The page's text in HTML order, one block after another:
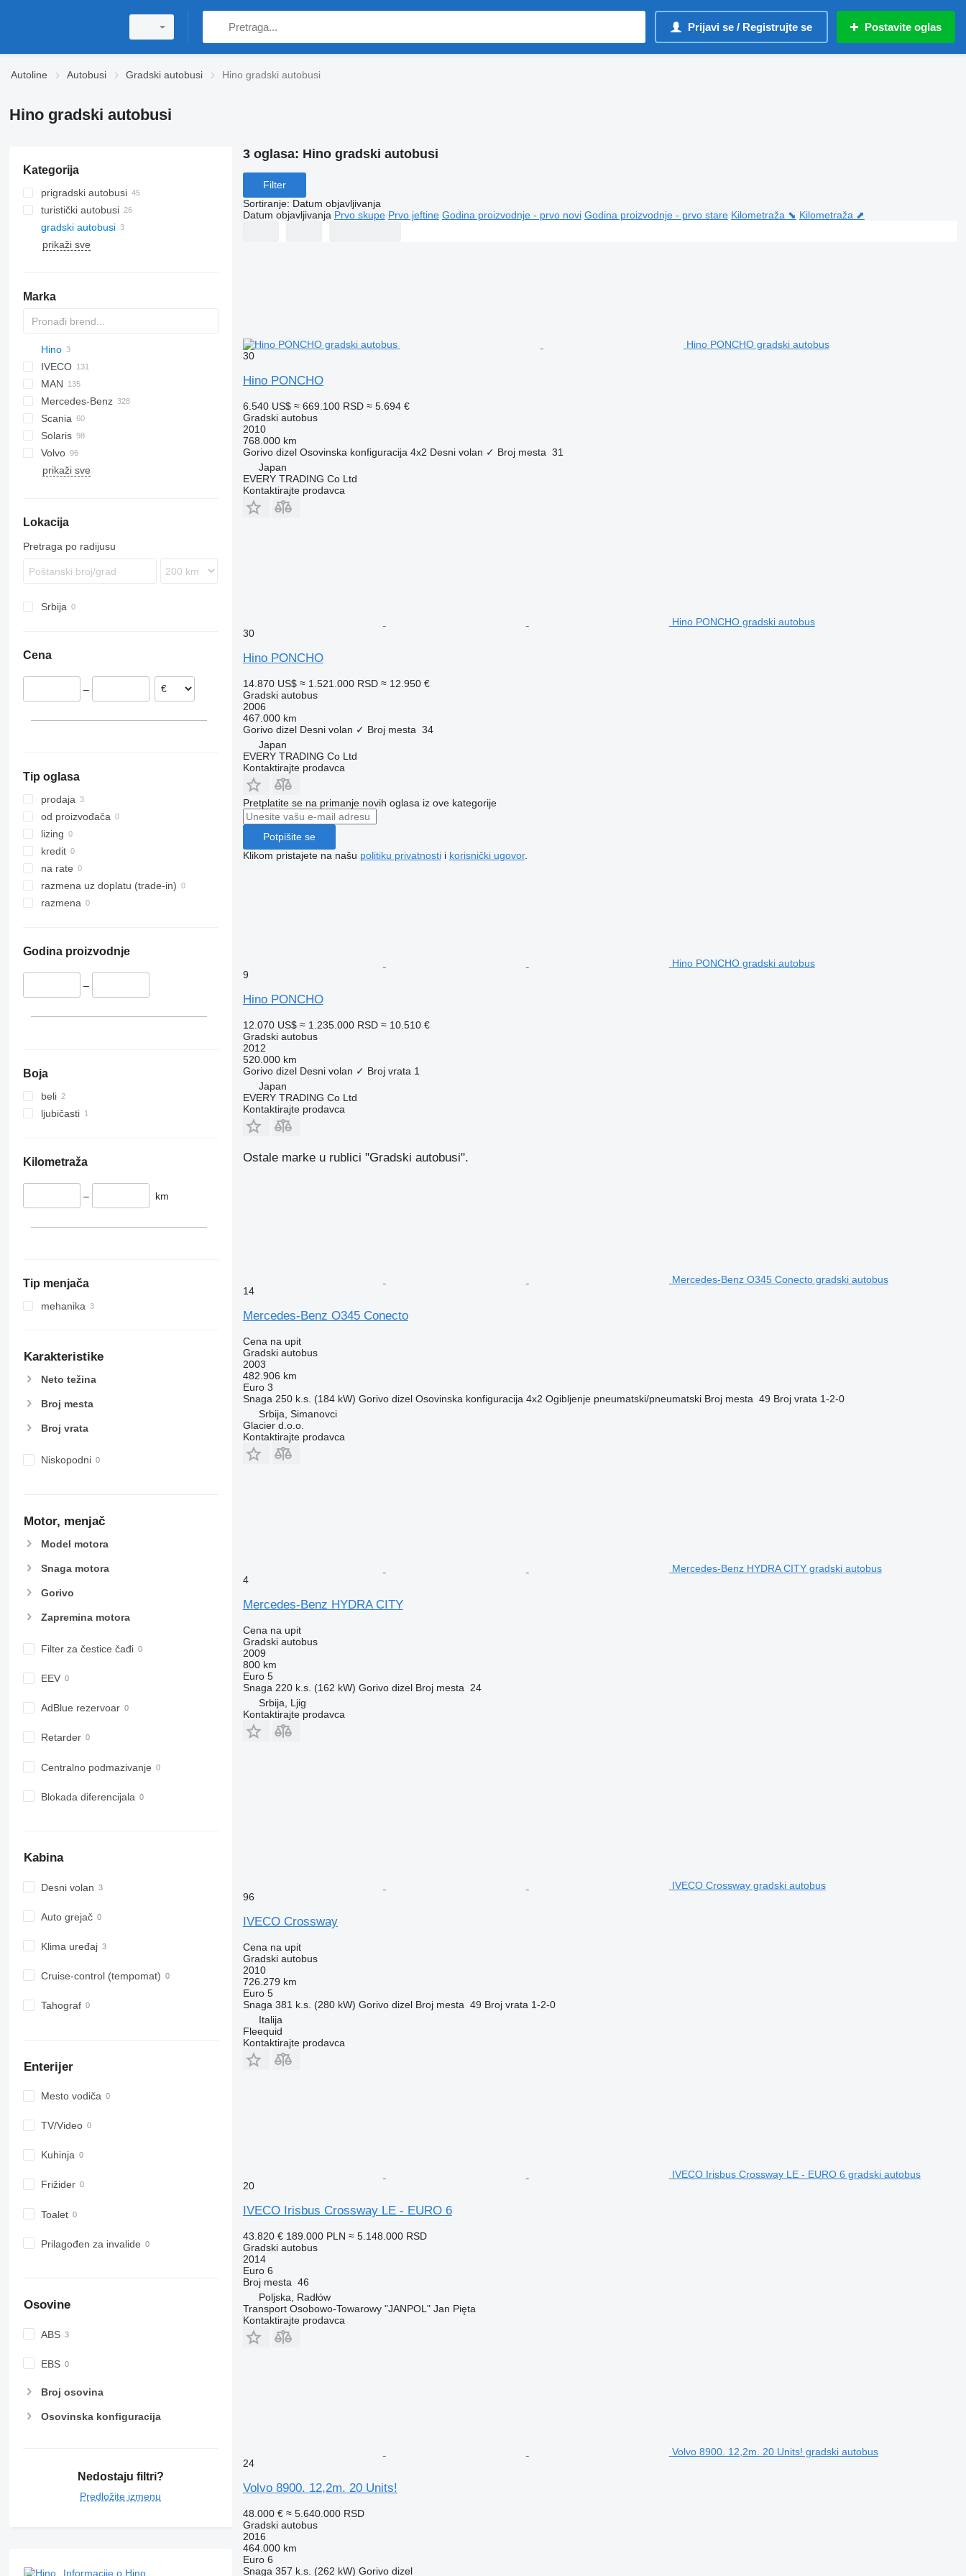
Prijavi se / Registrujte se Postavite oglas
Autoline Autobusi Gradski autobusi Hino gradski autobusi
Hino gradski autobusi
Kategorija
prigradski autobusi
turistički autobusi
gradski autobusi
prikaži sve
Marka
Probus
Hino
IVECO
Crossway
Daily
Mobi
Wing
Ares
Citelis
Crossway
Recreo
I-series
Erga
Novo
XMQ
MAN
A-series
LE
Lion's series
NL series
TGE
203
206
Mercedes-Benz
Citaro
Conecto
Integro
Intouro
S-Class
Civilian
Navigo
Vectio
Master
Scania
Interlink
K-series
Vest
S-series
Solaris
Alpino
Urbino
MD
Tourmalin
Coaster
Ambassador
Ambassador
A-series
Crafter
Volvo
7700
8900
B-series
prikaži sve
Lokacija
Pretraga po radijusu
Srbija
Cena
–
Tip oglasa
prodaja
od proizvođača
lizing
kredit
na rate
razmena uz doplatu (trade-in)
razmena
Godina proizvodnje
–
Boja
beli
ljubičasti
Kilometraža
– km
Tip menjača
mehanika
Karakteristike
Neto težina
Broj mesta
Broj vrata
Niskopodni
Motor, menjač
Model motora
Snaga motora
Gorivo
Zapremina motora
Filter za čestice čađi
EEV
AdBlue rezervoar
Retarder
Centralno podmazivanje
Blokada diferencijala
Kabina
Desni volan
Auto grejač
Klima uređaj
Cruise-control (tempomat)
Tahograf
Enterijer
Mesto vodiča
TV/Video
Kuhinja
Frižider
Toalet
Prilagođen za invalide
Osovine
ABS
EBS
Broj osovina
Osovinska konfiguracija
Nedostaju filtri?
Predložite izmenu
Informacije o Hino
3 oglasa: Hino gradski autobusi
Filter
Sortiranje: Datum objavljivanja
Datum objavljivanja Prvo skupe Prvo jeftine Godina proizvodnje - prvo novi Godina proizvodnje - prvo stare Kilometraža ⬊ Kilometraža ⬈
Hino PONCHO gradski autobus
30
Hino PONCHO
6.540 US$ ≈ 669.100 RSD ≈ 5.694 €
Gradski autobus
2010
768.000 km
Gorivo dizel Osovinska konfiguracija 4x2 Desni volan ✓ Broj mesta 31
Japan
EVERY TRADING Co Ltd
Kontaktirajte prodavca
Hino PONCHO gradski autobus
30
Hino PONCHO
14.870 US$ ≈ 1.521.000 RSD ≈ 12.950 €
Gradski autobus
2006
467.000 km
Gorivo dizel Desni volan ✓ Broj mesta 34
Japan
EVERY TRADING Co Ltd
Kontaktirajte prodavca
Pretplatite se na primanje novih oglasa iz ove kategorije
Potpišite se
Klikom pristajete na našu politiku privatnostii korisnički ugovor.
Hino PONCHO gradski autobus
9
Hino PONCHO
12.070 US$ ≈ 1.235.000 RSD ≈ 10.510 €
Gradski autobus
2012
520.000 km
Gorivo dizel Desni volan ✓ Broj vrata 1
Japan
EVERY TRADING Co Ltd
Kontaktirajte prodavca
Ostale marke u rublici "Gradski autobusi".
Mercedes-Benz O345 Conecto gradski autobus
14
Mercedes-Benz O345 Conecto
Cena na upit
Gradski autobus
2003
482.906 km
Euro 3
Snaga 250 k.s. (184 kW) Gorivo dizel Osovinska konfiguracija 4x2 Ogibljenje pneumatski/pneumatski Broj mesta 49 Broj vrata 1-2-0
Srbija, Simanovci
Glacier d.o.o.
Kontaktirajte prodavca
Mercedes-Benz HYDRA CITY gradski autobus
4
Mercedes-Benz HYDRA CITY
Cena na upit
Gradski autobus
2009
800 km
Euro 5
Snaga 220 k.s. (162 kW) Gorivo dizel Broj mesta
24
Srbija, Ljig
Kontaktirajte prodavca
IVECO Crossway gradski autobus
96
IVECO Crossway
Cena na upit
Gradski autobus
2010
726.279 km
Euro 5
Snaga 381 k.s. (280 kW) Gorivo dizel Broj mesta 49 Broj vrata 1-2-0
Italija
Fleequid
Kontaktirajte prodavca
IVECO Irisbus Crossway LE - EURO 6 gradski autobus
20
IVECO Irisbus Crossway LE - EURO 6
43.820 € 189.000 PLN ≈ 5.148.000 RSD
Gradski autobus
2014
Euro 6
Broj mesta 46
Poljska, Radłów
Transport Osobowo-Towarowy "JANPOL" Jan Pięta
Kontaktirajte prodavca
Volvo 8900. 12,2m. 20 Units! gradski autobus
24
Volvo 8900. 12,2m. 20 Units!
48.000 € ≈ 5.640.000 RSD
Gradski autobus
2016
464.000 km
Euro 6
Snaga 357 k.s. (262 kW) Gorivo dizel